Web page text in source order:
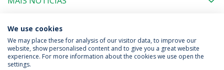
PRÓXIMOS EVENTOS
Política de Privacidade
Termos & Condições
We use cookies
We may place these for analysis of our visitor data, to improve our
website, show personalised content and to give you a great website
experience. For more information about the cookies we use open the
settings.